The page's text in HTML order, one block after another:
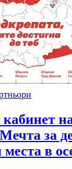
за
места в